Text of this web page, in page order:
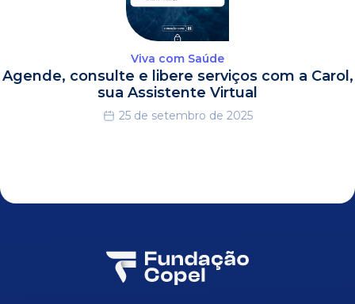
Viva com Saúde
Agende, consulte e libere serviços com a Carol,
sua Assistente Virtual
25 de setembro de 2025